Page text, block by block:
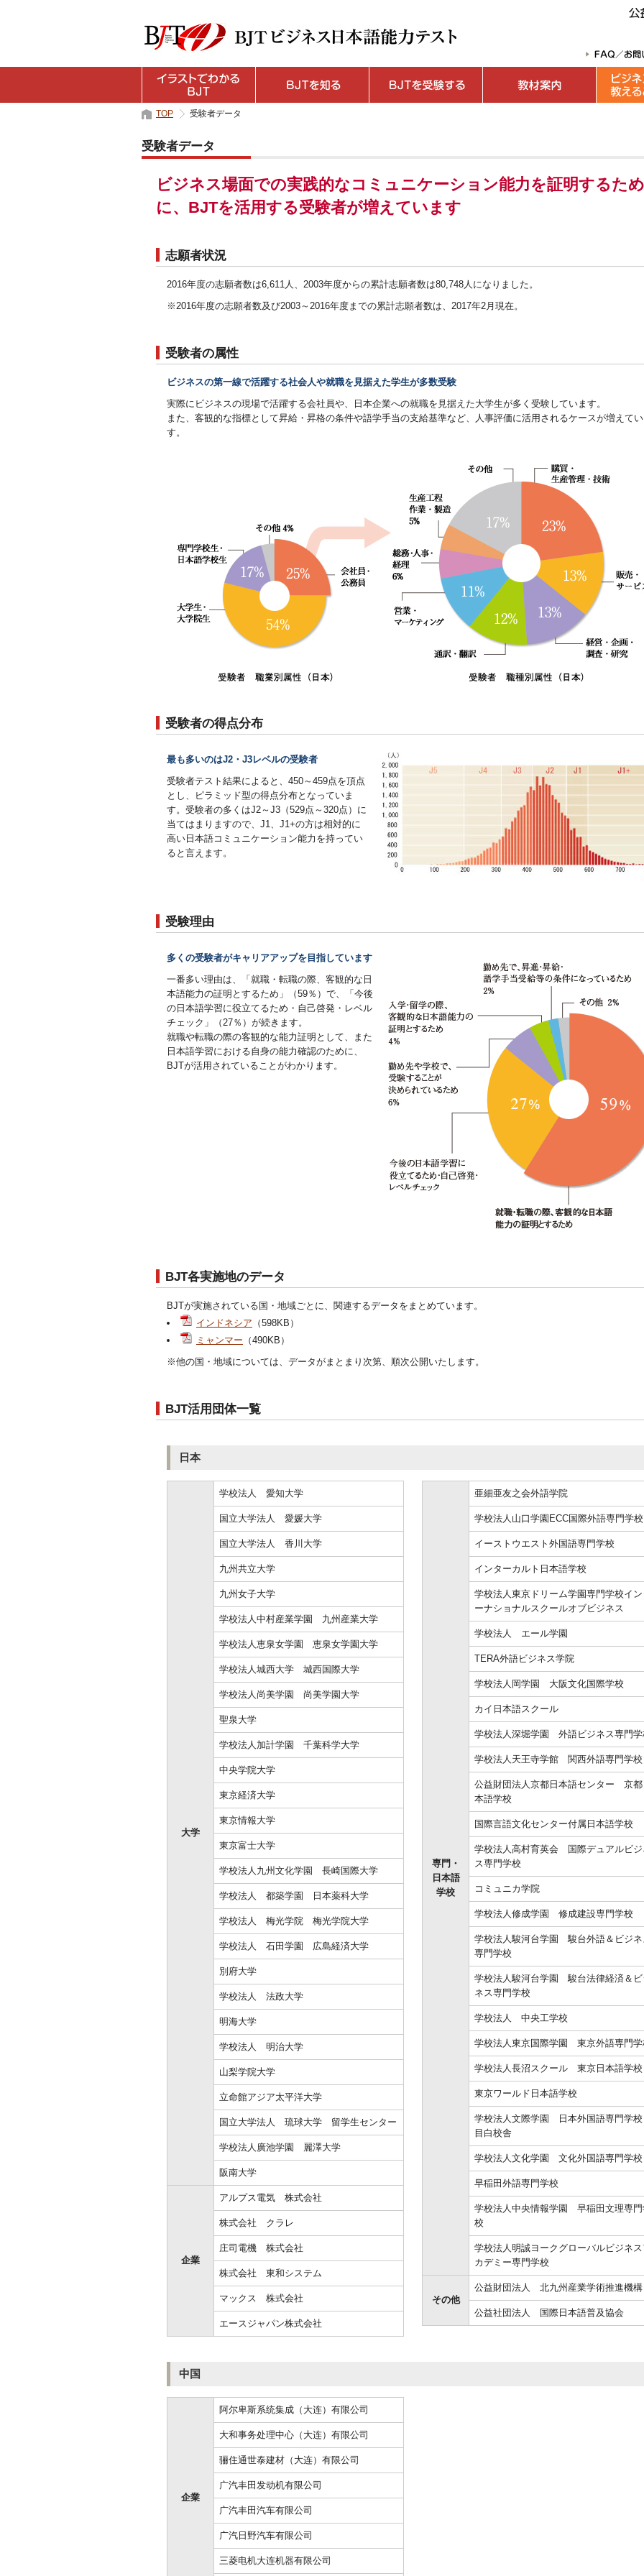
TOP 受験者データ
受験者データ
ビジネス場面での実践的なコミュニケーション能力を証明するため
に、BJTを活用する受験者が増えています
志願者状況
2016年度の志願者数は6,611人、2003年度からの累計志願者数は80,748人になりました。
※2016年度の志願者数及び2003～2016年度までの累計志願者数は、2017年2月現在。
受験者の属性
ビジネスの第一線で活躍する社会人や就職を見据えた学生が多数受験
実際にビジネスの現場で活躍する会社員や、日本企業への就職を見据えた大学生が多く受験しています。
また、客観的な指標として昇給・昇格の条件や語学手当の支給基準など、人事評価に活用されるケースが増えて
す。
受験者の得点分布
最も多いのはJ2・J3レベルの受験者
受験者テスト結果によると、450～459点を頂点
とし、ピラミッド型の得点分布となっていま
す。受験者の多くはJ2～J3（529点～320点）に
当てはまりますので、J1、J1+の方は相対的に
高い日本語コミュニケーション能力を持ってい
ると言えます。
受験理由
多くの受験者がキャリアアップを目指しています
一番多い理由は、「就職・転職の際、客観的な日
本語能力の証明とするため」（59％）で、「今後
の日本語学習に役立てるため・自己啓発・レベル
チェック」（27％）が続きます。
就職や転職の際の客観的な能力証明として、また
日本語学習における自身の能力確認のために、
BJTが活用されていることがわかります。
BJT各実施地のデータ
BJTが実施されている国・地域ごとに、関連するデータをまとめています。
インドネシア （598KB）
ミャンマー （490KB）
※他の国・地域については、データがまとまり次第、順次公開いたします。
BJT活用団体一覧
日本
大学
学校法人 愛知大学
国立大学法人 愛媛大学
国立大学法人 香川大学
九州共立大学
九州女子大学
学校法人中村産業学園 九州産業大学
学校法人恵泉女学園 恵泉女学園大学
学校法人城西大学 城西国際大学
学校法人尚美学園 尚美学園大学
聖泉大学
学校法人加計学園 千葉科学大学
中央学院大学
東京経済大学
東京情報大学
東京富士大学
学校法人九州文化学園 長崎国際大学
学校法人 都築学園 日本薬科大学
学校法人 梅光学院 梅光学院大学
学校法人 石田学園 広島経済大学
別府大学
学校法人 法政大学
明海大学
学校法人 明治大学
山梨学院大学
立命館アジア太平洋大学
国立大学法人 琉球大学 留学生センター
学校法人廣池学園 麗澤大学
阪南大学
企業
アルプス電気 株式会社
株式会社 クラレ
庄司電機 株式会社
株式会社 東和システム
マックス 株式会社
エースジャパン株式会社
専門・
日本語
学校
亜細亜友之会外語学院
学校法人山口学園ECC国際外語専門学校
イーストウエスト外国語専門学校
インターカルト日本語学校
学校法人東京ドリーム学園専門学校イ
ーナショナルスクールオブビジネス
学校法人 エール学園
TERA外語ビジネス学院
学校法人岡学園 大阪文化国際学校
カイ日本語スクール
学校法人深堀学園 外語ビジネス専門学
学校法人天王寺学館 関西外語専門学校
公益財団法人京都日本語センター 京都
本語学校
国際言語文化センター付属日本語学校
学校法人高村育英会 国際デュアルビジ
ス専門学校
コミュニカ学院
学校法人修成学園 修成建設専門学校
学校法人駿河台学園 駿台外語＆ビジネ
専門学校
学校法人駿河台学園 駿台法律経済＆ビ
ネス専門学校
学校法人 中央工学校
学校法人東京国際学園 東京外語専門学
学校法人長沼スクール 東京日本語学校
東京ワールド日本語学校
学校法人文際学園 日本外国語専門学
目白校舎
学校法人文化学園 文化外国語専門学校
早稲田外語専門学校
学校法人中央情報学園 早稲田文理専門
校
学校法人明誠ヨークグローバルビジネ
カデミー専門学校
その他
公益財団法人 北九州産業学術推進機構
公益社団法人 国際日本語普及協会
中国
企業
阿尔卑斯系统集成（大连）有限公司
大和事务处理中心（大连）有限公司
骊住通世泰建材（大连）有限公司
广汽丰田发动机有限公司
广汽丰田汽车有限公司
广汽日野汽车有限公司
三菱电机大连机器有限公司